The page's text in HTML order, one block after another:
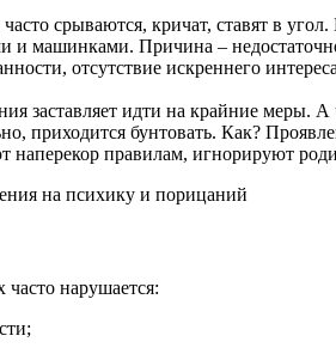
срываются, кричат, ставят в угол.
и машинками. Причина –
отсутствие искреннего
заставляет идти на крайние меры.
бунтовать. Как?
наперекор правилам, игнорируют
на психику и порицаний
нарушается: